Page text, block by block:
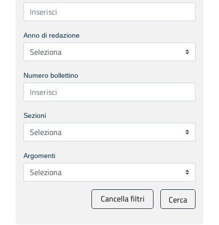
Anno di redazione
Numero bollettino
Sezioni
Argomenti
Cancella filtri Cerca